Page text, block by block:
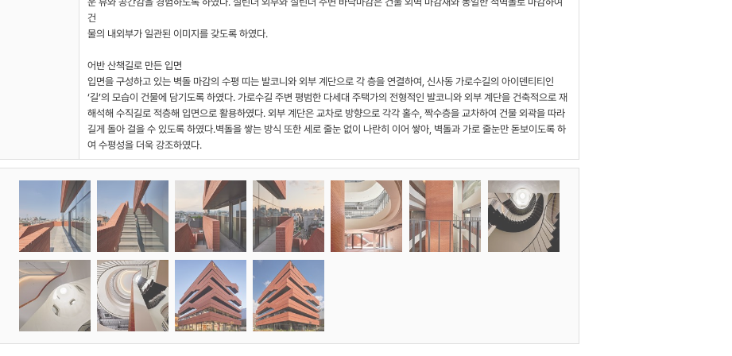
건
물의 내외부가 일관된 이미지를 갖도록 하였다.
어반 산책길로 만든 입면
입면을 구성하고 있는 벽돌 마감의 수평 띠는 발코니와 외부 계단으로 각 층을 연결하여, 신사동 가로수길의 아이덴티티인
‘길’의 모습이 건물에 담기도록 하였다. 가로수길 주변 평범한 다세대 주택가의 전형적인 발코니와 외부 계단을 건축적으로 재
해석해 수직길로 적층해 입면으로 활용하였다. 외부 계단은 교차로 방향으로 각각 홀수, 짝수층을 교차하여 건물 외곽을 따라
길게 돌아 걸을 수 있도록 하였다.벽돌을 쌓는 방식 또한 세로 줄눈 없이 나란히 이어 쌓아, 벽돌과 가로 줄눈만 돋보이도록 하
여 수평성을 더욱 강조하였다.